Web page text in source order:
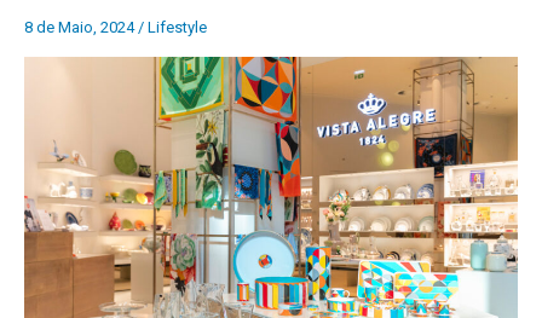
8 de Maio, 2024 / Lifestyle